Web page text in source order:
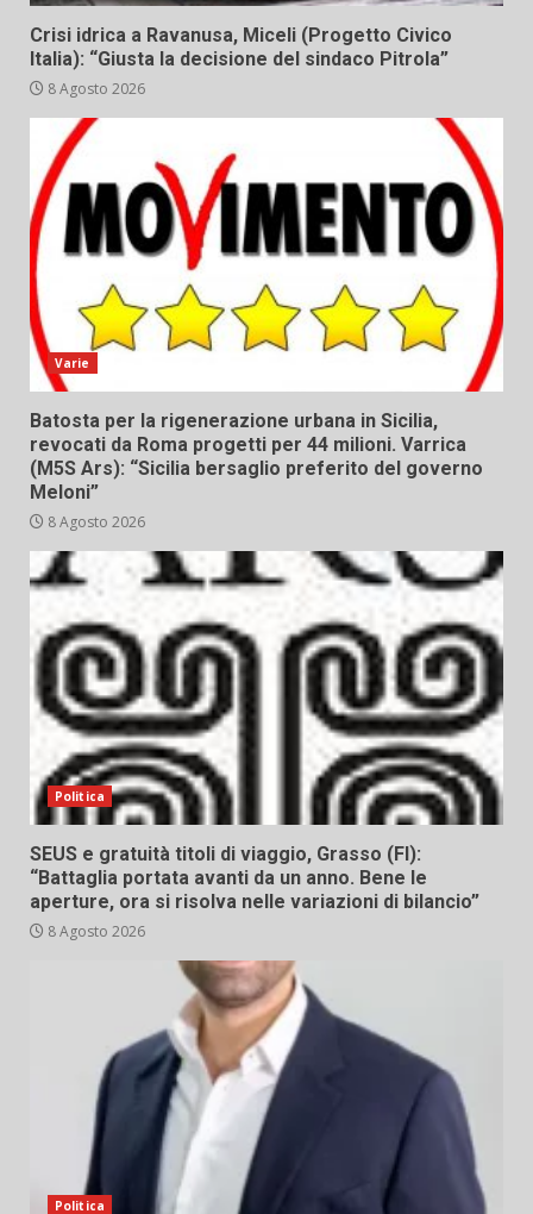
Crisi idrica a Ravanusa, Miceli (Progetto Civico
Italia): “Giusta la decisione del sindaco Pitrola”
8 Agosto 2026
Varie
Batosta per la rigenerazione urbana in Sicilia,
revocati da Roma progetti per 44 milioni. Varrica
(M5S Ars): “Sicilia bersaglio preferito del governo
Meloni”
8 Agosto 2026
Politica
SEUS e gratuità titoli di viaggio, Grasso (FI):
“Battaglia portata avanti da un anno. Bene le
aperture, ora si risolva nelle variazioni di bilancio”
8 Agosto 2026
Politica